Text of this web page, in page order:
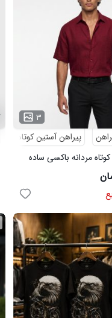
۳
پیراهن آستین کوتاه
مردانه باکسی ساده